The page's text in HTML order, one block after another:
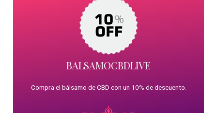
BALSAMOCBDLIVE
Compra el bálsamo de CBD con un 10% de descuento.